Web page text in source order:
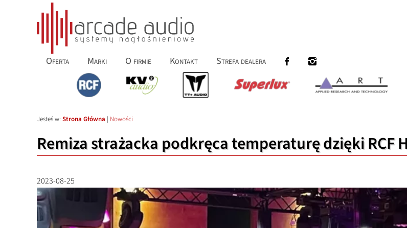
Oferta Marki O firmie Kontakt Strefa dealera
Jesteś w: Strona Główna | Nowości
Remiza strażacka podkręca temperaturę dzięki RCF
2023-08-25